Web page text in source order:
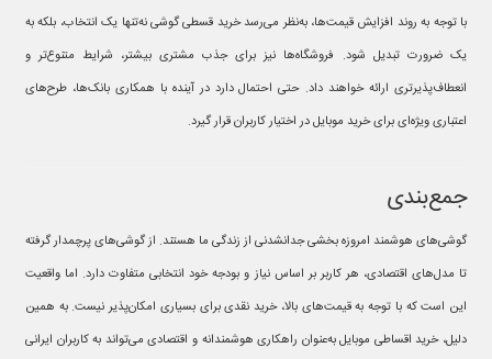
با توجه به روند افزایش قیمت‌ها، به‌نظر می‌رسد خرید قسطی گوشی نه‌تنها یک انتخاب، بلکه به
یک ضرورت تبدیل شود. فروشگاه‌ها نیز برای جذب مشتری بیشتر، شرایط متنوع‌تر و
انعطاف‌پذیرتری ارائه خواهند داد. حتی احتمال دارد در آینده با همکاری بانک‌ها، طرح‌های
اعتباری ویژه‌ای برای خرید موبایل در اختیار کاربران قرار گیرد.
جمع‌بندی
گوشی‌های هوشمند امروزه بخشی جدانشدنی از زندگی ما هستند. از گوشی‌های پرچمدار گرفته
تا مدل‌های اقتصادی، هر کاربر بر اساس نیاز و بودجه خود انتخابی متفاوت دارد. اما واقعیت
این است که با توجه به قیمت‌های بالا، خرید نقدی برای بسیاری امکان‌پذیر نیست. به همین
دلیل، خرید اقساطی موبایل به‌عنوان راهکاری هوشمندانه و اقتصادی می‌تواند به کاربران ایرانی